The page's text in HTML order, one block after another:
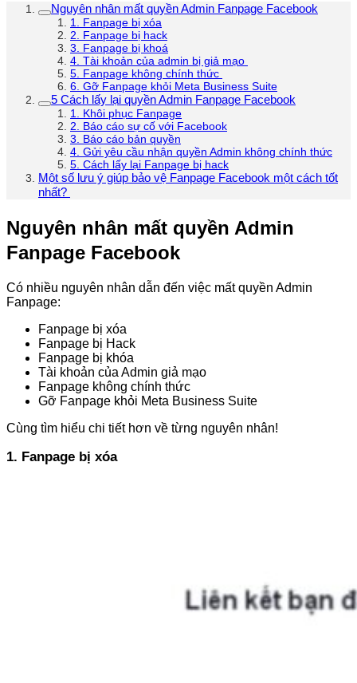
Nguyên nhân mất quyền Admin Fanpage Facebook
1. Fanpage bị xóa
2. Fanpage bị hack
3. Fanpage bị khoá
4. Tài khoản của admin bị giả mạo
5. Fanpage không chính thức
6. Gỡ Fanpage khỏi Meta Business Suite
5 Cách lấy lại quyền Admin Fanpage Facebook
1. Khôi phục Fanpage
2. Báo cáo sự cố với Facebook
3. Báo cáo bản quyền
4. Gửi yêu cầu nhận quyền Admin không chính thức
5. Cách lấy lại Fanpage bị hack
Một số lưu ý giúp bảo vệ Fanpage Facebook một cách tốt
nhất?
Nguyên nhân mất quyền Admin
Fanpage Facebook
Có nhiều nguyên nhân dẫn đến việc mất quyền Admin
Fanpage:
Fanpage bị xóa
Fanpage bị Hack
Fanpage bị khóa
Tài khoản của Admin giả mạo
Fanpage không chính thức
Gỡ Fanpage khỏi Meta Business Suite
Cùng tìm hiểu chi tiết hơn về từng nguyên nhân!
1. Fanpage bị xóa